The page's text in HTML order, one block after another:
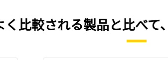
く比較される製品と比べて